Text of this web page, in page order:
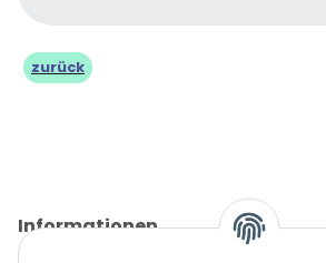
zurück
Informationen